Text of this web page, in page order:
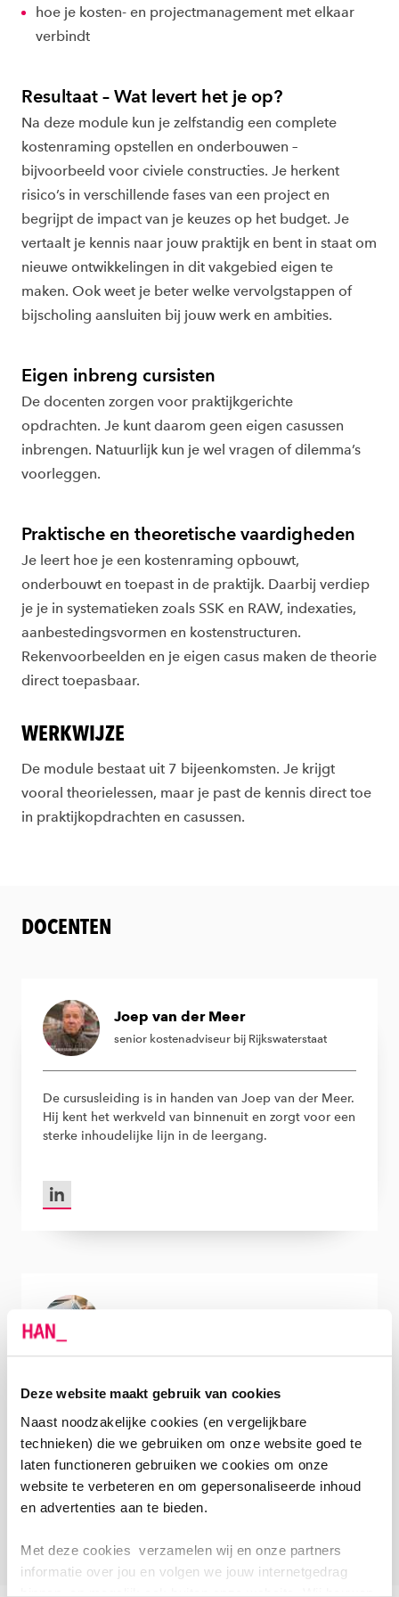
Deze website maakt gebruik van cookies
Naast noodzakelijke cookies (en vergelijkbare
technieken) die we gebruiken om onze website goed te
laten functioneren gebruiken we cookies om onze
website te verbeteren en om gepersonaliseerde inhoud
en advertenties aan te bieden.
Met deze cookies verzamelen wij en onze partners
informatie over jou en volgen we jouw internetgedrag
binnen, en mogelijk ook buiten onze website. Wij bouwen
hoe je kosten- en projectmanagement met elkaar
verbindt
Resultaat – Wat levert het je op?
Na deze module kun je zelfstandig een complete
kostenraming opstellen en onderbouwen –
bijvoorbeeld voor civiele constructies. Je herkent
risico’s in verschillende fases van een project en
begrijpt de impact van je keuzes op het budget. Je
vertaalt je kennis naar jouw praktijk en bent in staat om
nieuwe ontwikkelingen in dit vakgebied eigen te
maken. Ook weet je beter welke vervolgstappen of
bijscholing aansluiten bij jouw werk en ambities.
Eigen inbreng cursisten
De docenten zorgen voor praktijkgerichte
opdrachten. Je kunt daarom geen eigen casussen
inbrengen. Natuurlijk kun je wel vragen of dilemma’s
voorleggen.
Praktische en theoretische vaardigheden
Je leert hoe je een kostenraming opbouwt,
onderbouwt en toepast in de praktijk. Daarbij verdiep
je je in systematieken zoals SSK en RAW, indexaties,
aanbestedingsvormen en kostenstructuren.
Rekenvoorbeelden en je eigen casus maken de theorie
direct toepasbaar.
WERKWIJZE
De module bestaat uit 7 bijeenkomsten. Je krijgt
vooral theorielessen, maar je past de kennis direct toe
in praktijkopdrachten en casussen.
DOCENTEN
Joep van der Meer
senior kostenadviseur bij Rijkswaterstaat
De cursusleiding is in handen van Joep van der Meer.
Hij kent het werkveld van binnenuit en zorgt voor een
sterke inhoudelijke lijn in de leergang.
LinkedIn van Joep van der Meer
Je krijgt les van experts die hun sporen hebben
van organisaties als Rijkswaterstaat, Arcadis,
Witteveen+Bos, Provincie Noord-Holland en Royal
HaskoningDHV.